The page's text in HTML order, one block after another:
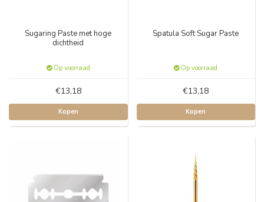
Sugaring Paste met hoge
dichtheid
Op voorraad
€13,18
Kopen
Spatula Soft Sugar Paste
Op voorraad
€13,18
Kopen